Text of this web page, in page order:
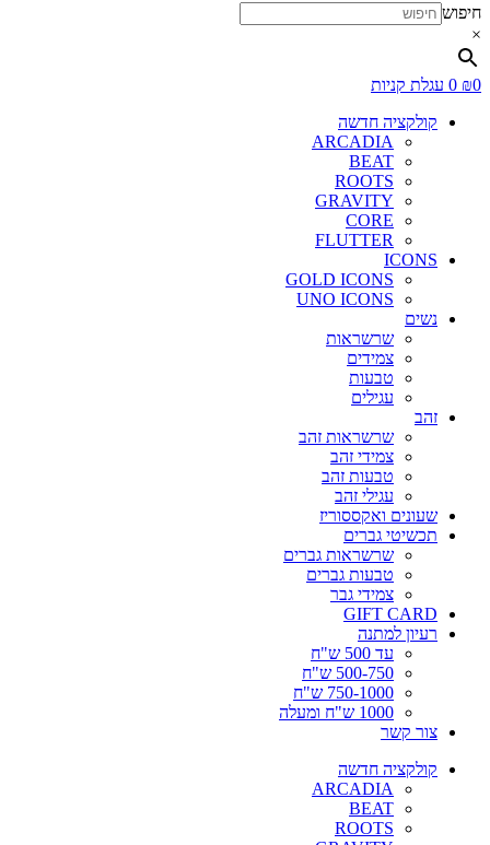
חיפוש
×
₪0
0 עגלת קניות
קולקציה חדשה
ARCADIA
BEAT
ROOTS
GRAVITY
CORE
FLUTTER
ICONS
GOLD ICONS
UNO ICONS
נשים
שרשראות
צמידים
טבעות
עגילים
זהב
שרשראות זהב
צמידי זהב
טבעות זהב
עגילי זהב
שעונים ואקססוריז
תכשיטי גברים
שרשראות גברים
טבעות גברים
צמידי גבר
GIFT CARD
רעיון למתנה
עד 500 ש"ח
500-750 ש"ח
750-1000 ש"ח
1000 ש"ח ומעלה
צור קשר
קולקציה חדשה
ARCADIA
BEAT
ROOTS